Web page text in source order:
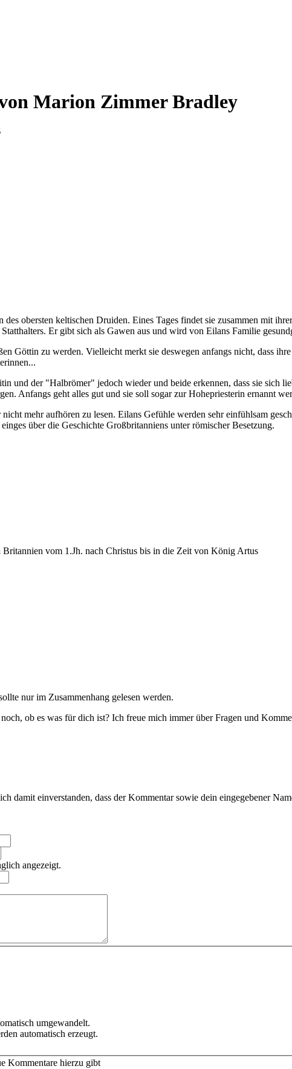
Marion Zimmer Bradley
obersten keltischen Druiden. Eines Tages findet sie zusammen mit
Er gibt sich als Gawen aus und wird von Eilans Familie
Göttin zu werden. Vielleicht merkt sie deswegen anfangs nicht, dass
und der "Halbrömer" jedoch wieder und beide erkennen, dass sie sich
Anfangs geht alles gut und sie soll sogar zur Hohepriesterin ernannt
mehr aufhören zu lesen. Eilans Gefühle werden sehr einfühlsam
über die Geschichte Großbritanniens unter römischer Besetzung.
Britannien vom 1.Jh. nach Christus bis in die Zeit von König Artus
nur im Zusammenhang gelesen werden.
ob es was für dich ist? Ich freue mich immer über Fragen und
damit einverstanden, dass der Kommentar sowie dein eingegebener
angezeigt.
umgewandelt.
automatisch erzeugt.
Kommentare hierzu gibt